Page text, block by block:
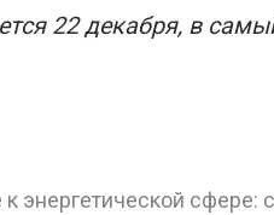
22 декабря, в
энергетической сфере: